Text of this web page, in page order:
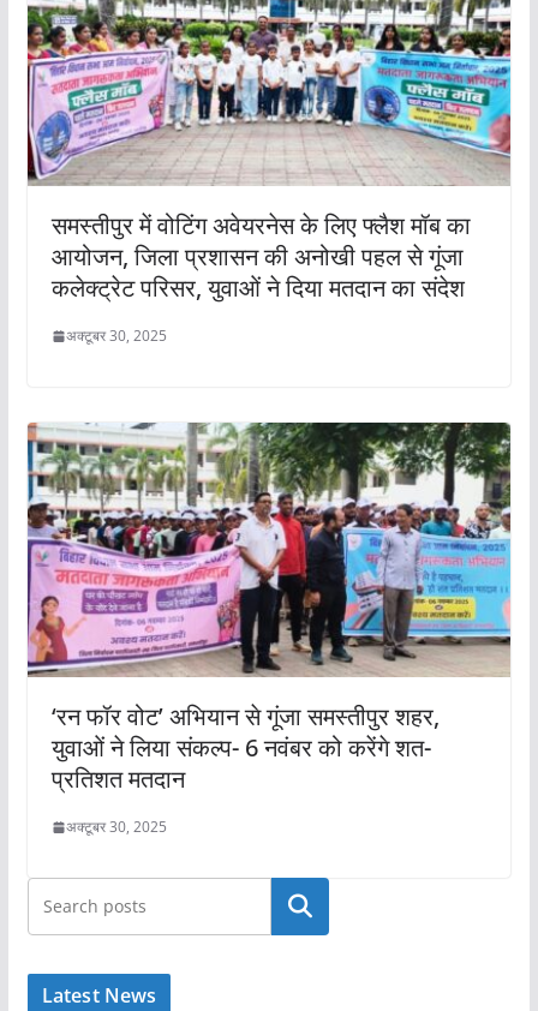
समस्तीपुर में वोटिंग अवेयरनेस के लिए फ्लैश मॉब का
आयोजन, जिला प्रशासन की अनोखी पहल से गूंजा
कलेक्ट्रेट परिसर, युवाओं ने दिया मतदान का संदेश
अक्टूबर 30, 2025
‘रन फॉर वोट’ अभियान से गूंजा समस्तीपुर शहर,
युवाओं ने लिया संकल्प- 6 नवंबर को करेंगे शत-
प्रतिशत मतदान
अक्टूबर 30, 2025
खोजें
Latest News